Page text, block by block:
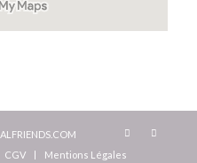
CGV Mentions Légales